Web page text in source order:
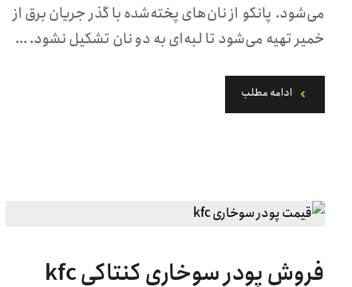
می‌شود. پانکو از نان‌های پخته‌شده با گذر جریان برق از
خمیر تهیه می‌شود تا لبه‌ای به دو نان تشکیل نشود. ...
ادامه مطلب
فروش پودر سوخاری کنتاکی kfc